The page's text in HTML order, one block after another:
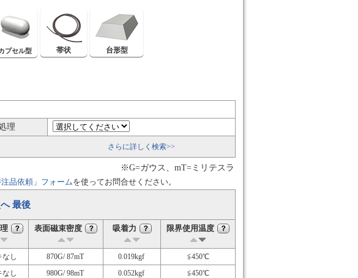
プセル型 帯状 台形型
理
さらに詳しく検索>>
※G=ガウス、mT=ミリテスラ
注品依頼」フォームを使ってお問合せください。
最後
？ 表面磁束密度 ？ 吸着力 ？ 限界使用温度 ？
なし 870G/ 87mT 0.019kgf
≦450℃
なし 980G/ 98mT 0.052kgf
≦450℃